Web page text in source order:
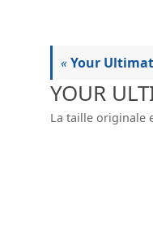
«Your
YOUR
La taille originale